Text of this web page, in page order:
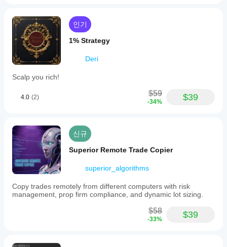
다.
인기
1% Strategy
Deri
Scalp you rich!
4.0 (2) $59
-34% $39
신규
Superior Remote Trade Copier
superior_algorithms
Copy trades remotely from different computers with risk
management, prop firm compliance, and dynamic lot sizing.
$58
-33% $39